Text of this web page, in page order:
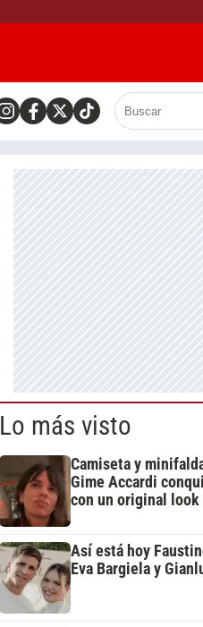
Lo más visto
Camiseta y
Gime Accardi
con un original look
Así está hoy
Eva Bargiela y